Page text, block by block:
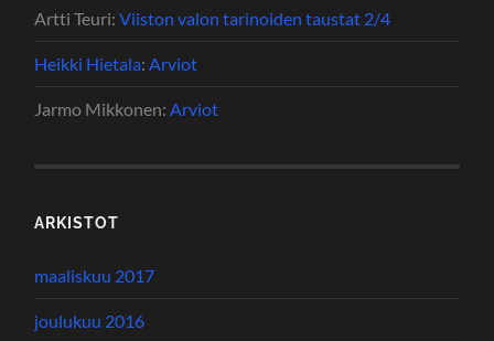
Artti Teuri:Viiston valon tarinoiden taustat 2/4
Heikki Hietala:Arviot
Jarmo Mikkonen:Arviot
ARKISTOT
maaliskuu 2017
joulukuu 2016